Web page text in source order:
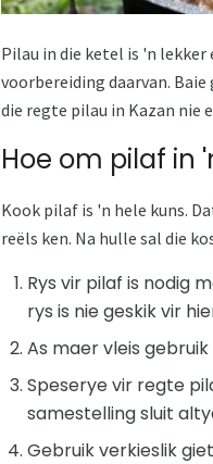
Pilau in die ketel is 'n lekker
voorbereiding daarvan.
die regte pilau in Kazan nie
Hoe om pilaf in
Kook pilaf is 'n hele kuns.
reëls ken. Na hulle sal die
Rys vir pilaf is nodig
rys is nie geskik vir
As maer vleis
Speserye vir regte
samestelling sluit
Gebruik verkieslik